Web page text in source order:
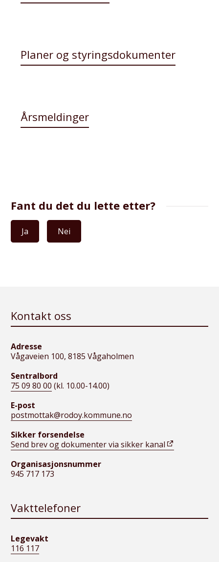
Planer og styringsdokumenter
Årsmeldinger
Fant du det du lette etter?
Ja Nei
Kontakt oss
Adresse
Vågaveien 100, 8185 Vågaholmen
Sentralbord
75 09 80 00 (kl. 10.00-14.00)
E-post
postmottak@rodoy.kommune.no
Sikker forsendelse
Send brev og dokumenter via sikker kanal
Organisasjonsnummer
945 717 173
Vakttelefoner
Legevakt
116 117